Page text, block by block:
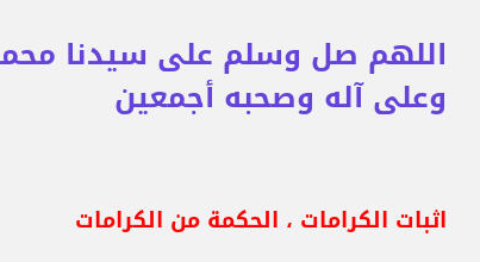
اللهم صل وسلم على سيدنا
وعلى آله وصحبه أجمعين
اثبات الكرامات ، الحكمة من الكرامات